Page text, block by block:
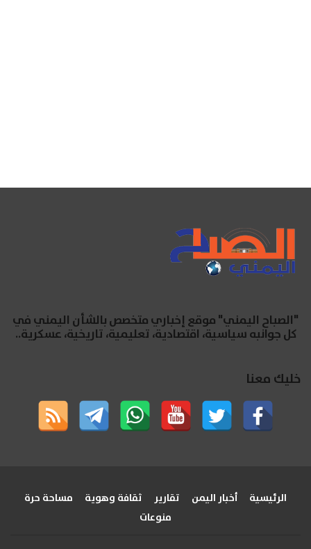
"الصباح اليمني" موقع إخباري متخصص بالشأن اليمني في
كل جوانبه سياسية، اقتصادية، تعليمية، تاريخية، عسكرية..
خليك معنا
الرئيسية أخبار اليمن تقارير ثقافة وهوية
مساحة حرة
منوعات